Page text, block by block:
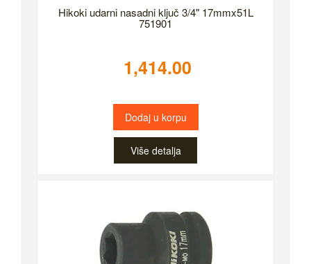
Hikoki udarni nasadni ključ 3/4" 17mmx51L
751901
1,414.00
Dodaj u korpu
Više detalja